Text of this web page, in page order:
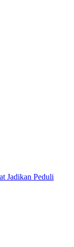
Jadikan Peduli